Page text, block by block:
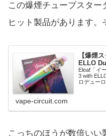
この爆煙チューブスター
ヒット製品があります。
【爆煙
ELLO
Eleaf「イ
3 with
ロデュー
vape-circuit.com
こっちのほうが数倍いい